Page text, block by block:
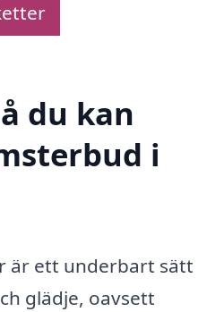
du kan
i
är ett underbart sätt
glädje, oavsett